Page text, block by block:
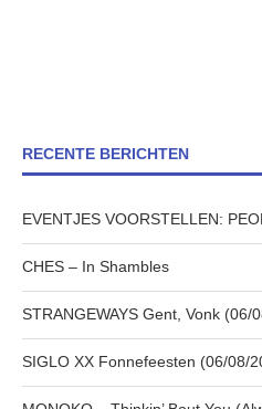
RECENTE BERICHTEN
EVENTJES VOORSTELLEN:
CHES – In Shambles
STRANGEWAYS Gent, Vonk (06/
SIGLO XX Fonnefeesten (06/08/